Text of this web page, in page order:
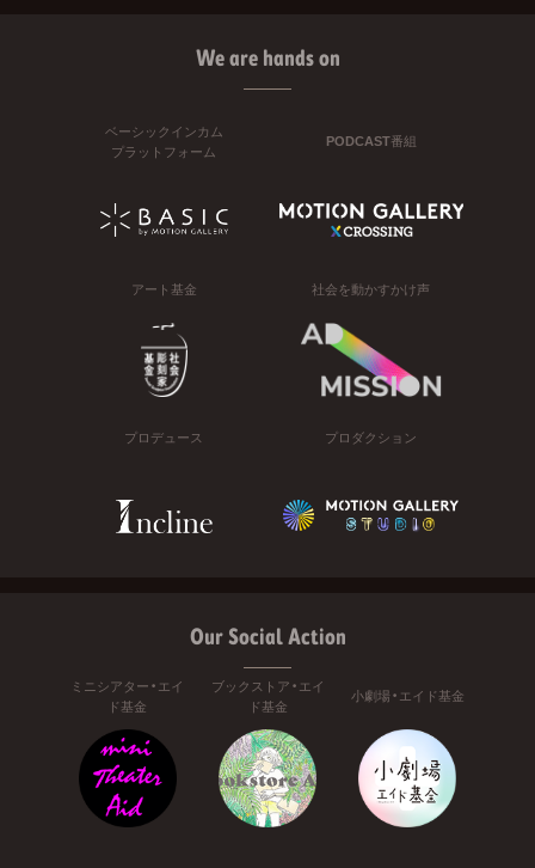
We are hands on
ベーシックインカム
プラットフォーム
PODCAST番組
アート基金 社会を動かすかけ声
プロデュース プロダクション
Our Social Action
ミニシアター・エイ
ド基金
ブックストア・エイ
ド基金
小劇場・エイド基金